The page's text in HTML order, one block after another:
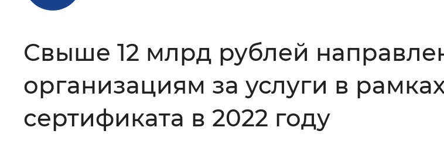
Шрифт
Интервал между буквами: Нормальный Увеличенный
Свыше 12 млрд рублей
организациям за услуги в
сертификата в 2022 году